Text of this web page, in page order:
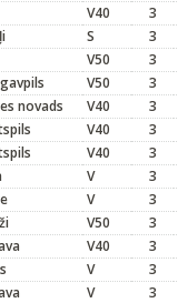
V40 3
S 3
V50 3
V50 3
novads V40 3
V40 3
V40 3
V 3
V 3
V50 3
V40 3
V 3
V 3